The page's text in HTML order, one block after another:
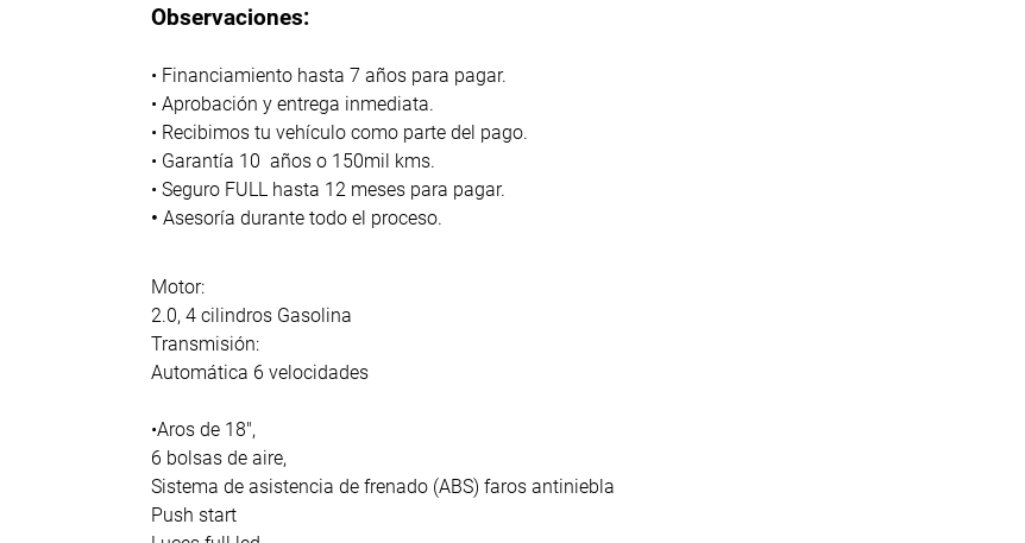
Observaciones:
• Financiamiento hasta 7 años para pagar.
• Aprobación y entrega inmediata.
• Recibimos tu vehículo como parte del pago.
• Garantía 10 años o 150mil kms.
• Seguro FULL hasta 12 meses para pagar.
• Asesoría durante todo el proceso.
Motor:
2.0, 4 cilindros Gasolina
Transmisión:
Automática 6 velocidades
•Aros de 18",
6 bolsas de aire,
Sistema de asistencia de frenado (ABS) faros antiniebla
Push start